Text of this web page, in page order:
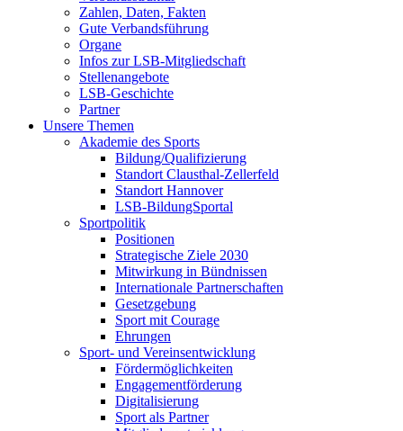
Zahlen, Daten, Fakten
Gute Verbandsführung
Organe
Infos zur LSB-Mitgliedschaft
Stellenangebote
LSB-Geschichte
Partner
Unsere Themen
Akademie des Sports
Bildung/Qualifizierung
Standort Clausthal-Zellerfeld
Standort Hannover
LSB-BildungSportal
Sportpolitik
Positionen
Strategische Ziele 2030
Mitwirkung in Bündnissen
Internationale Partnerschaften
Gesetzgebung
Sport mit Courage
Ehrungen
Sport- und Vereinsentwicklung
Fördermöglichkeiten
Engagementförderung
Digitalisierung
Sport als Partner